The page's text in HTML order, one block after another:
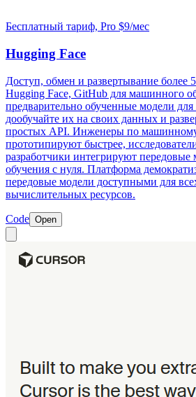
Бесплатный тариф, Pro $9/мес
Hugging Face
Доступ, обмен и развертывание более
Hugging Face, GitHub для машинного
предварительно обученные модели
дообучайте их на своих данных и
простых API. Инженеры по
прототипируют быстрее,
разработчики интегрируют
обучения с нуля. Платформа
передовые модели доступными для
вычислительных ресурсов.
Code Open